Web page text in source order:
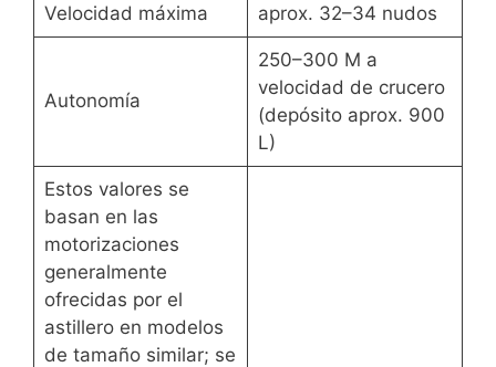
Velocidad máxima aprox. 32–34 nudos
Autonomía
250–300 M a
velocidad de crucero
(depósito aprox. 900
L)
Estos valores se
basan en las
motorizaciones
generalmente
ofrecidas por el
astillero en modelos
de tamaño similar; se